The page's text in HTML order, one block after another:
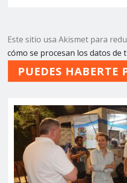
Este sitio usa Akismet para
cómo se procesan los datos de
PUEDES HABERTE